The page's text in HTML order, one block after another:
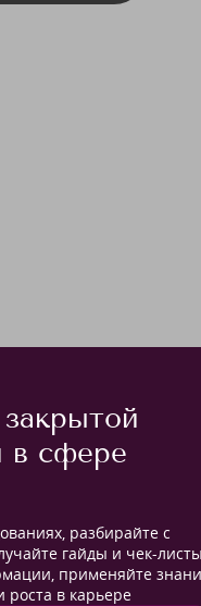
в сфере
разбирайте с
гайды и чек-
применяйте
роста в карьере